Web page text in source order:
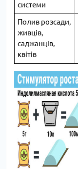
системи
Полив розсади,
живців,
саджанців,
квітів